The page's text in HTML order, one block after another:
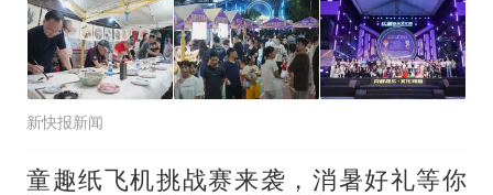
新快报新闻
童趣纸飞机挑战赛来袭，消暑好礼等你